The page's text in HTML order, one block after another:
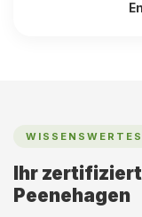
WISSENSWERTES
Ihr
Peenehagen